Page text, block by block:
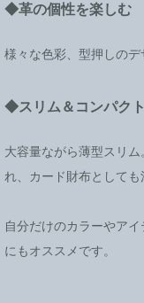
◆革の個性を楽しむ
様々な色彩、型押しのデ
◆スリム＆コンパクト
大容量ながら薄型スリ
れ、カード財布としても
自分だけのカラーやア
にもオススメです。